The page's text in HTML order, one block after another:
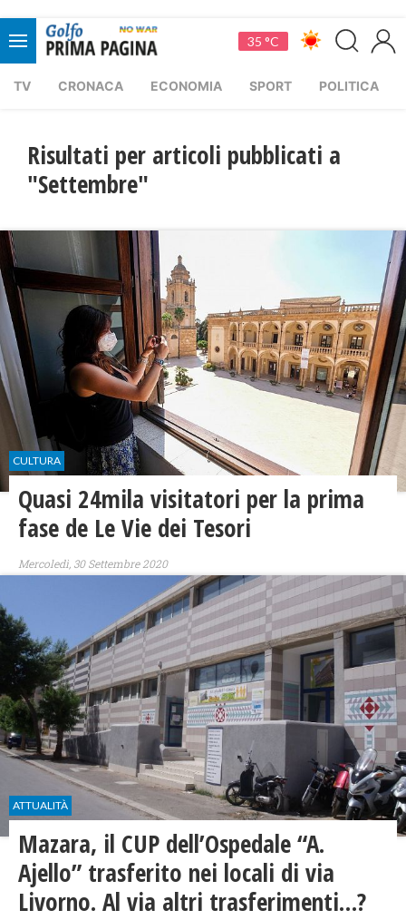
35 °C
TV CRONACA ECONOMIA SPORT POLITICA
Risultati per articoli pubblicati a
"Settembre"
CULTURA
Quasi 24mila visitatori per la prima
fase de Le Vie dei Tesori
Mercoledì, 30 Settembre 2020
ATTUALITÀ
Mazara, il CUP dell’Ospedale “A.
Ajello” trasferito nei locali di via
Livorno. Al via altri trasferimenti…?